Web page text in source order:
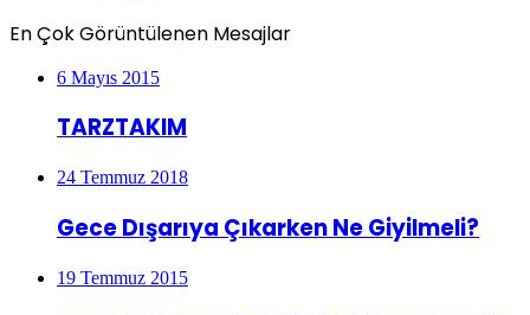
En Çok Görüntülenen Mesajlar
6 Mayıs 2015
TARZTAKIM
24 Temmuz 2018
Gece Dışarıya Çıkarken Ne Giyilmeli?
19 Temmuz 2015